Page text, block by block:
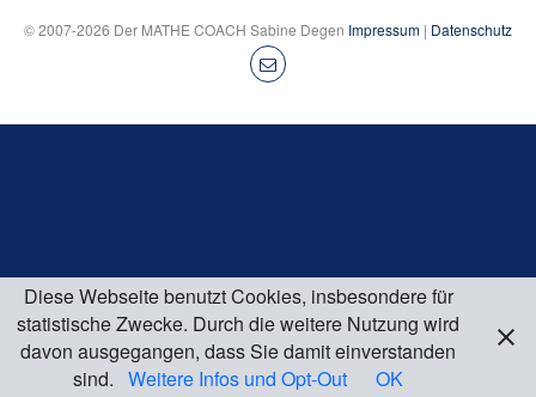
© 2007-2026 Der MATHE COACH Sabine Degen Impressum | Datenschutz
Diese Webseite benutzt Cookies, insbesondere für
statistische Zwecke. Durch die weitere Nutzung wird
davon ausgegangen, dass Sie damit einverstanden
sind. Weitere Infos und Opt-Out OK